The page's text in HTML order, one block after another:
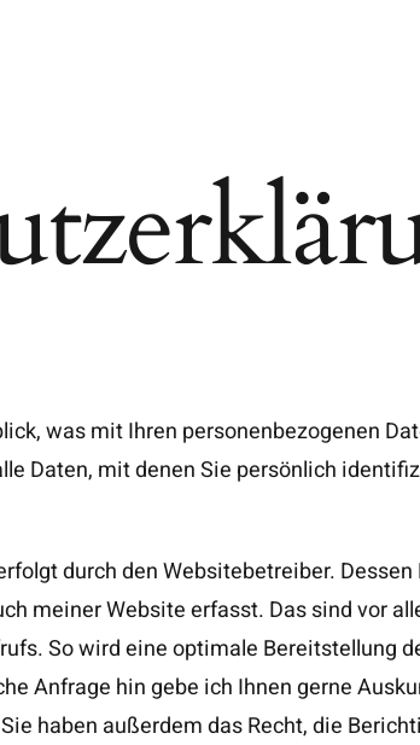
was mit Ihren personenbezogenen
Daten, mit denen Sie persönlich
durch den Websitebetreiber.
meiner Website erfasst. Das sind vor
So wird eine optimale Bereitstellung
Anfrage hin gebe ich Ihnen gerne
haben außerdem das Recht, die